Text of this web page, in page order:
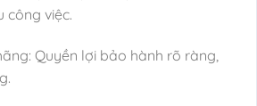
công việc.
Quyền lợi bảo hành rõ ràng,